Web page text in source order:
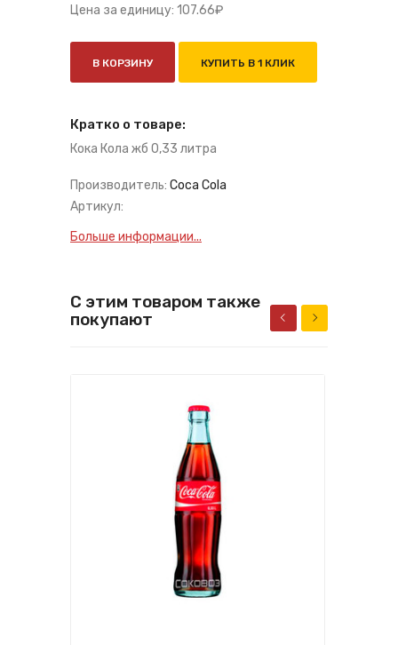
Цена за единицу: 107.66₽
В КОРЗИНУ КУПИТЬ В 1 КЛИК
Кратко о товаре:
Кока Кола жб 0,33 литра
Производитель: Coca Cola
Артикул:
Больше информации...
С этим товаром также
покупают